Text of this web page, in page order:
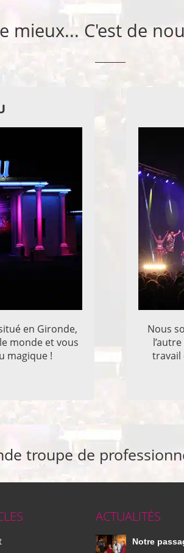
mieux... C'est de
en Gironde,
monde et vous
magique !
Nous
travail
troupe de
ACTUALITÉS
Notre